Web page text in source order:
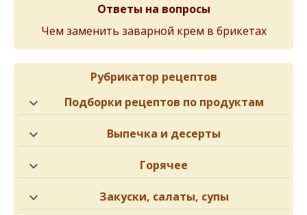
Ответы на вопросы
Чем заменить заварной крем в брикетах
Рубрикатор рецептов
Подборки рецептов по продуктам
Выпечка и десерты
Горячее
Закуски, салаты, супы